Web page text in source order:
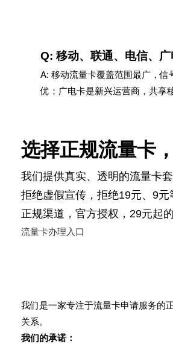
Q: 移动、联通、电信、
A: 移动流量卡覆盖范围最广，
优；广电卡是新兴运营商，共享
选择正规流量卡
我们提供真实、透明的流量卡
拒绝虚假宣传，拒绝19元、9元
正规渠道，官方授权，29元起
流量卡办理入口
我们是一家专注于流量卡申请服务的
关系。
我们的承诺：